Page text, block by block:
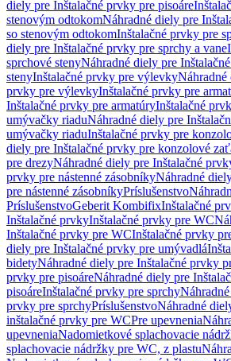
diely pre Inštalačné prvky pre pisoáre
stenovým odtokomNáhradné diely pre
so stenovým odtokomInštalačné prvky pre
diely pre Inštalačné prvky pre sprchy a vane
sprchové stenyNáhradné diely pre
stenyInštalačné prvky pre výlevkyNáhradné
prvky pre výlevkyInštalačné prvky pre
Inštalačné prvky pre armatúryInštalačné
umývačky riaduNáhradné diely pre
umývačky riaduInštalačné prvky pre
diely pre Inštalačné prvky pre konzolové
pre drezyNáhradné diely pre Inštalačné
prvky pre nástenné zásobníkyNáhradné
pre nástenné zásobníkyPríslušenstvo
PríslušenstvoGeberit KombifixInštalačné
Inštalačné prvkyInštalačné prvky pre WC
Inštalačné prvky pre WCInštalačné prvky
diely pre Inštalačné prvky pre umývadlá
bidetyNáhradné diely pre Inštalačné prvky
prvky pre pisoáreNáhradné diely pre
pisoáreInštalačné prvky pre sprchy
prvky pre sprchyPríslušenstvoNáhradné
inštalačné prvky pre WCPre upevnenia
upevneniaNadomietkové splachovacie
splachovacie nádržky pre WC, z plastu